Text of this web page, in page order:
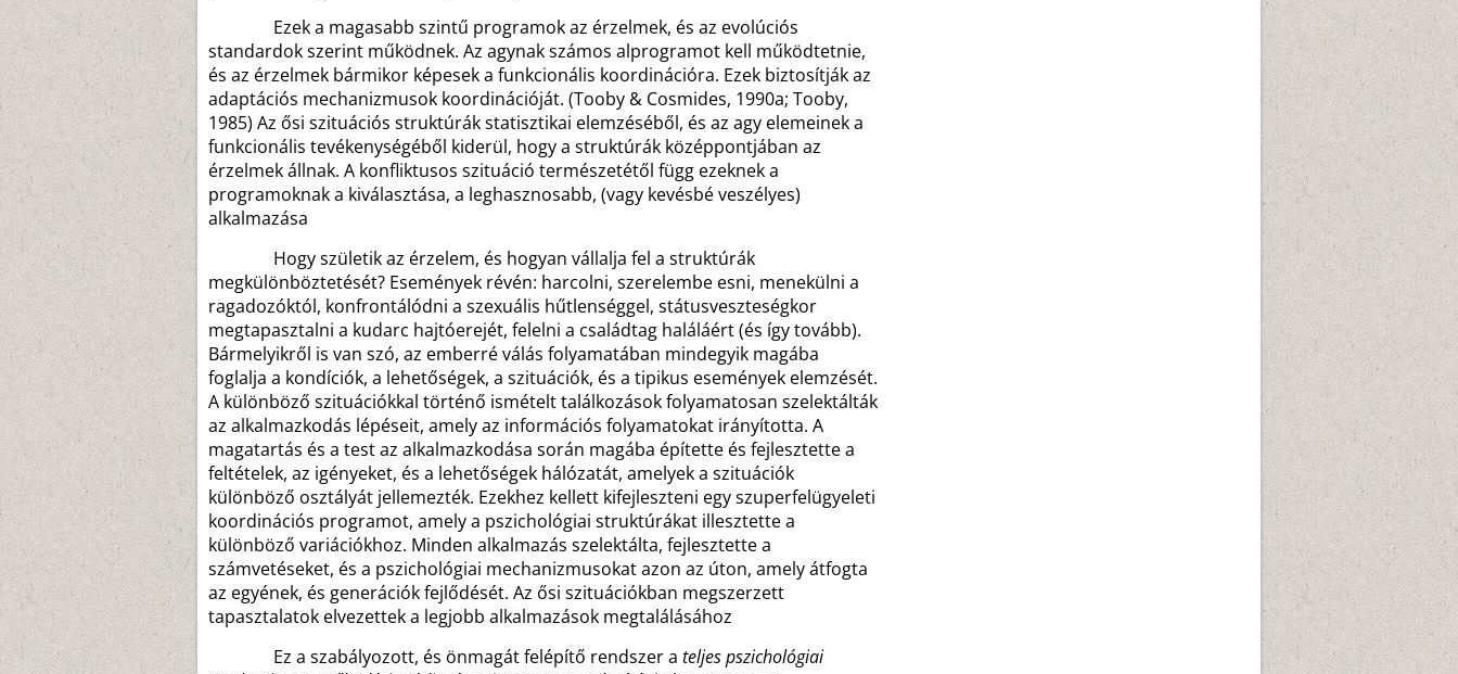
Ezek a magasabb szintű programok az érzelmek, és az evolúciós
standardok szerint működnek. Az agynak számos alprogramot kell működtetnie,
és az érzelmek bármikor képesek a funkcionális koordinációra. Ezek biztosítják az
adaptációs mechanizmusok koordinációját. (Tooby & Cosmides, 1990a; Tooby,
1985) Az ősi szituációs struktúrák statisztikai elemzéséből, és az agy elemeinek a
funkcionális tevékenységéből kiderül, hogy a struktúrák középpontjában az
érzelmek állnak. A konfliktusos szituáció természetétől függ ezeknek a
programoknak a kiválasztása, a leghasznosabb, (vagy kevésbé veszélyes)
alkalmazása
Hogy születik az érzelem, és hogyan vállalja fel a struktúrák
megkülönböztetését? Események révén: harcolni, szerelembe esni, menekülni a
ragadozóktól, konfrontálódni a szexuális hűtlenséggel, státusveszteségkor
megtapasztalni a kudarc hajtóerejét, felelni a családtag haláláért (és így tovább).
Bármelyikről is van szó, az emberré válás folyamatában mindegyik magába
foglalja a kondíciók, a lehetőségek, a szituációk, és a tipikus események elemzését.
A különböző szituációkkal történő ismételt találkozások folyamatosan szelektálták
az alkalmazkodás lépéseit, amely az információs folyamatokat irányította. A
magatartás és a test az alkalmazkodása során magába építette és fejlesztette a
feltételek, az igényeket, és a lehetőségek hálózatát, amelyek a szituációk
különböző osztályát jellemezték. Ezekhez kellett kifejleszteni egy szuperfelügyeleti
koordinációs programot, amely a pszichológiai struktúrákat illesztette a
különböző variációkhoz. Minden alkalmazás szelektálta, fejlesztette a
számvetéseket, és a pszichológiai mechanizmusokat azon az úton, amely átfogta
az egyének, és generációk fejlődését. Az ősi szituációkban megszerzett
tapasztalatok elvezettek a legjobb alkalmazások megtalálásához
Ez a szabályozott, és önmagát felépítő rendszer a teljes pszichológiai